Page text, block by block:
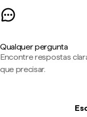
Qualquer pergunta
Encontre respostas
que precisar.